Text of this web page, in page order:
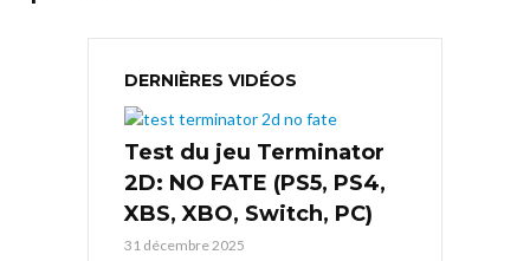
DERNIÈRES VIDÉOS
Test du jeu Terminator
2D: NO FATE (PS5, PS4,
XBS, XBO, Switch, PC)
31 décembre 2025